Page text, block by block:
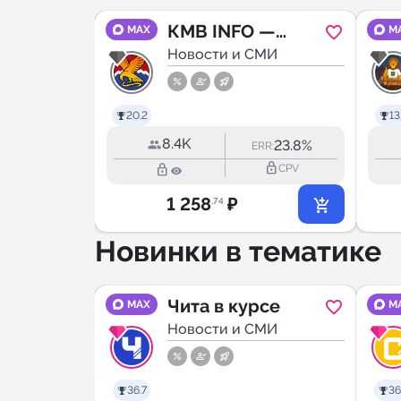
MAX
20.2
КМВ INFO —
Пятигорск,
Кисловодск,
Минеральные
Воды,
Георгиевск
Новости и СМИ
8.4K ERR:23.8%
lock_outline lock_outlineCPV
1 258.74 ₽
Новинки в тематике
MAX
36.7
Чита в курсе
Новости и СМИ